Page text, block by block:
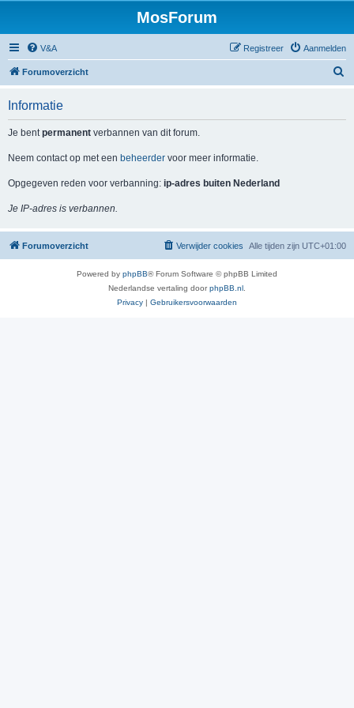
MosForum
V&A Aanmelden
Registreer
Forumoverzicht
Informatie
Je bentpermanent verbannen van dit forum.
Neem contact op met een beheerder voor meer informatie.
Opgegeven reden voor verbanning: ip-adres buiten Nederland
Je IP-adres is verbannen.
Forumoverzicht Alle tijden zijn UTC+01:00
Verwijder cookies
Powered by phpBB® Forum Software © phpBB Limited
Nederlandse vertaling doorphpBB.nl
Privacy | Gebruikersvoorwaarden